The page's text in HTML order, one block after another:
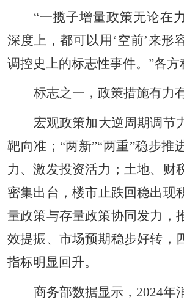
“一揽子增量政策无论在
深度上，都可以用‘空前’来形
调控史上的标志性事件。”各方
标志之一，政策措施有力
宏观政策加大逆周期调节
靶向准；“两新”“两重”稳步推
力、激发投资活力；土地、财
密集出台，楼市止跌回稳出
量政策与存量政策协同发力，
效提振、市场预期稳步好转，
指标明显回升。
商务部数据显示，2024年